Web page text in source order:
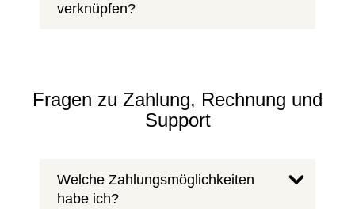
verknüpfen?
Fragen zu Zahlung, Rechnung und
Support
Welche Zahlungsmöglichkeiten
habe ich?